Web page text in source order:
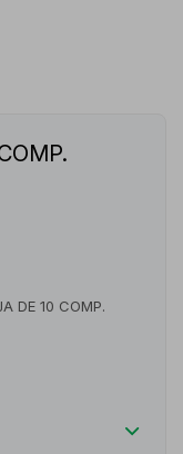
DE 10 COMP.